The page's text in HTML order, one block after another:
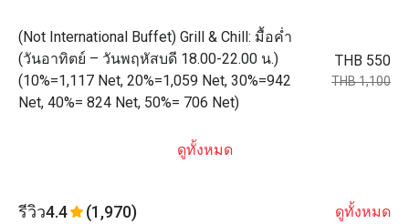
(Not International Buffet) Grill & Chill: มื้อค่ำ
(วันอาทิตย์ – วันพฤหัสบดี 18.00-22.00 น.)
(10%=1,117 Net, 20%=1,059 Net, 30%=942
Net, 40%= 824 Net, 50%= 706 Net)
THB 550
THB 1,100
ดูทั้งหมด
รีวิว4.4 (1,970) ดูทั้งหมด